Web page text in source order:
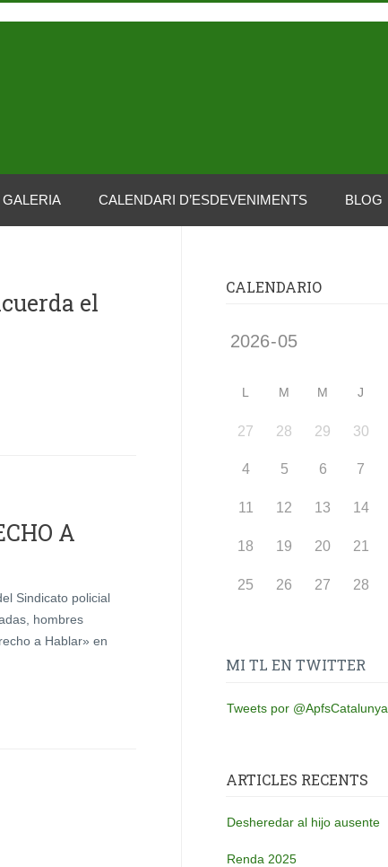
GALERIA CALENDARI D’ESDEVENIMENTS BLOG
el
A
Sindicato policial
hombres
a Hablar» en
CALENDARIO
L M M J
27 28 29 30
4 5 6 7
11 12 13 14
18 19 20 21
25 26 27 28
MI TL EN TWITTER
Tweets por @ApfsCatalunya
ARTICLES RECENTS
Desheredar al hijo ausente
Renda 2025